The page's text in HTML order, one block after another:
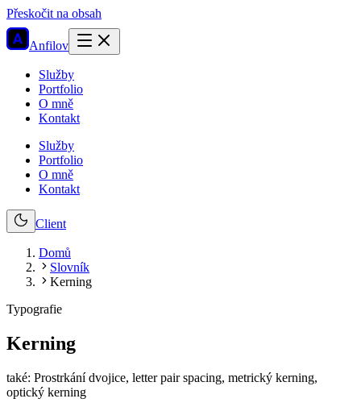
Přeskočit na obsah
Anfilov
Služby
Portfolio
O mně
Kontakt
Služby
Portfolio
O mně
Kontakt
Client
Domů
Slovník
Kerning
Typografie
Kerning
také: Prostrkání dvojice, letter pair spacing, metrický kerning,
optický kerning